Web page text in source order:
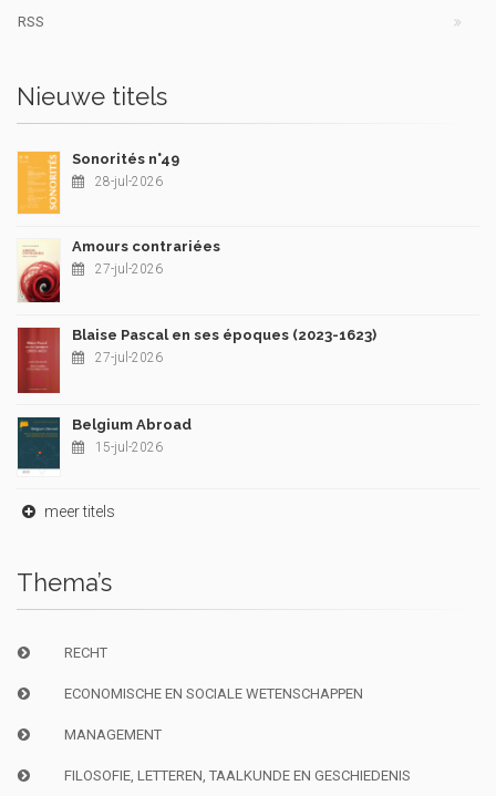
RSS
Nieuwe titels
Sonorités n°49
28-jul-2026
Amours contrariées
27-jul-2026
Blaise Pascal en ses époques (2023-1623)
27-jul-2026
Belgium Abroad
15-jul-2026
meer titels
Thema’s
RECHT
ECONOMISCHE EN SOCIALE WETENSCHAPPEN
MANAGEMENT
FILOSOFIE, LETTEREN, TAALKUNDE EN GESCHIEDENIS